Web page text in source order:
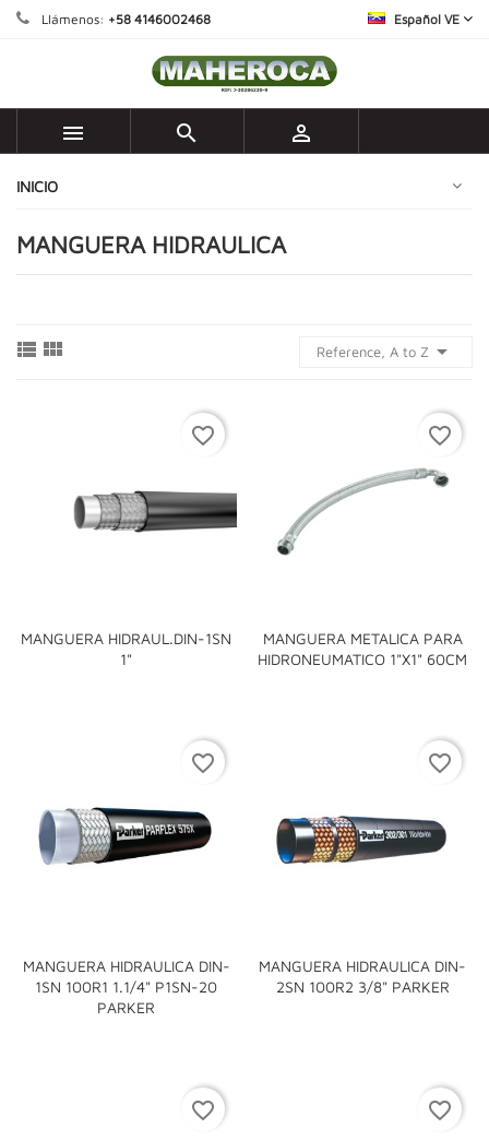
Llámenos: +58 4146002468 Español VE
  
INICIO
MANGUERA HIDRAULICA
  Reference, A to Z 
MANGUERA HIDRAUL.DIN-1SN
1"
favorite_border
MANGUERA METALICA PARA
HIDRONEUMATICO 1"X1" 60CM
favorite_border
MANGUERA HIDRAULICA DIN-
1SN 100R1 1.1/4" P1SN-20
PARKER
favorite_border
MANGUERA HIDRAULICA DIN-
2SN 100R2 3/8" PARKER
favorite_border
favorite_border favorite_border